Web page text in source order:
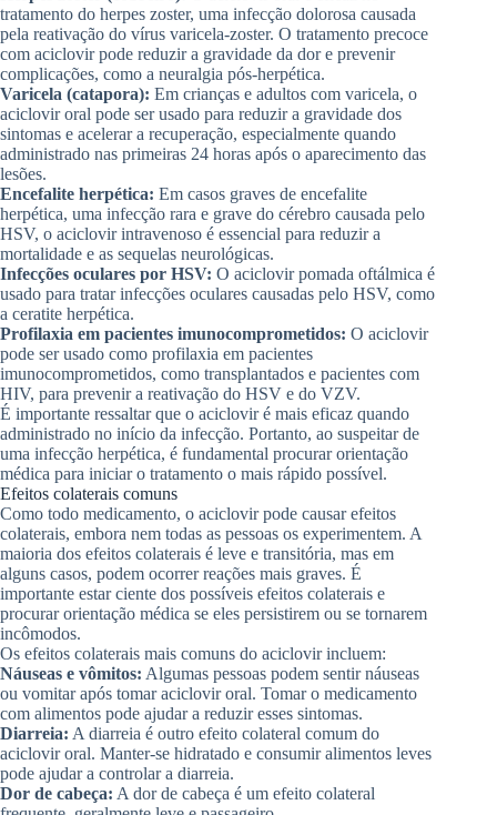
tratamento do herpes zoster, uma infecção dolorosa causada
pela reativação do vírus varicela-zoster. O tratamento precoce
com aciclovir pode reduzir a gravidade da dor e prevenir
complicações, como a neuralgia pós-herpética.
Varicela (catapora): Em crianças e adultos com varicela, o
aciclovir oral pode ser usado para reduzir a gravidade dos
sintomas e acelerar a recuperação, especialmente quando
administrado nas primeiras 24 horas após o aparecimento das
lesões.
Encefalite herpética: Em casos graves de encefalite
herpética, uma infecção rara e grave do cérebro causada pelo
HSV, o aciclovir intravenoso é essencial para reduzir a
mortalidade e as sequelas neurológicas.
Infecções oculares por HSV: O aciclovir pomada oftálmica é
usado para tratar infecções oculares causadas pelo HSV, como
a ceratite herpética.
Profilaxia em pacientes imunocomprometidos: O aciclovir
pode ser usado como profilaxia em pacientes
imunocomprometidos, como transplantados e pacientes com
HIV, para prevenir a reativação do HSV e do VZV.
É importante ressaltar que o aciclovir é mais eficaz quando
administrado no início da infecção. Portanto, ao suspeitar de
uma infecção herpética, é fundamental procurar orientação
médica para iniciar o tratamento o mais rápido possível.
Efeitos colaterais comuns
Como todo medicamento, o aciclovir pode causar efeitos
colaterais, embora nem todas as pessoas os experimentem. A
maioria dos efeitos colaterais é leve e transitória, mas em
alguns casos, podem ocorrer reações mais graves. É
importante estar ciente dos possíveis efeitos colaterais e
procurar orientação médica se eles persistirem ou se tornarem
incômodos.
Os efeitos colaterais mais comuns do aciclovir incluem:
Náuseas e vômitos: Algumas pessoas podem sentir náuseas
ou vomitar após tomar aciclovir oral. Tomar o medicamento
com alimentos pode ajudar a reduzir esses sintomas.
Diarreia: A diarreia é outro efeito colateral comum do
aciclovir oral. Manter-se hidratado e consumir alimentos leves
pode ajudar a controlar a diarreia.
Dor de cabeça: A dor de cabeça é um efeito colateral